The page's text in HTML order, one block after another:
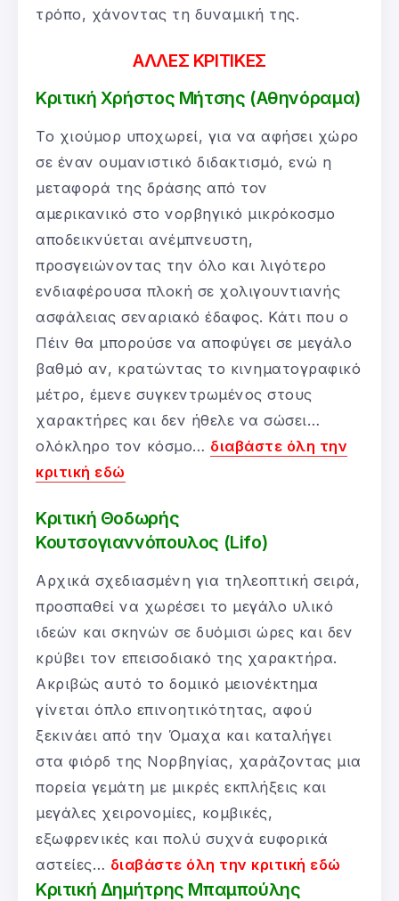
τρόπο, χάνοντας τη δυναμική της.
ΑΛΛΕΣ ΚΡΙΤΙΚΕΣ
Κριτική Χρήστος Μήτσης (Αθηνόραμα)
Το χιούμορ υποχωρεί, για να αφήσει χώρο
σε έναν ουμανιστικό διδακτισμό, ενώ η
μεταφορά της δράσης από τον
αμερικανικό στο νορβηγικό μικρόκοσμο
αποδεικνύεται ανέμπνευστη,
προσγειώνοντας την όλο και λιγότερο
ενδιαφέρουσα πλοκή σε χολιγουντιανής
ασφάλειας σεναριακό έδαφος. Κάτι που ο
Πέιν θα μπορούσε να αποφύγει σε μεγάλο
βαθμό αν, κρατώντας το κινηματογραφικό
μέτρο, έμενε συγκεντρωμένος στους
χαρακτήρες και δεν ήθελε να σώσει…
ολόκληρο τον κόσμο… διαβάστε όλη την
κριτική εδώ
Κριτική Θοδωρής
Κουτσογιαννόπουλος (Lifo)
Αρχικά σχεδιασμένη για τηλεοπτική σειρά,
προσπαθεί να χωρέσει το μεγάλο υλικό
ιδεών και σκηνών σε δυόμισι ώρες και δεν
κρύβει τον επεισοδιακό της χαρακτήρα.
Ακριβώς αυτό το δομικό μειονέκτημα
γίνεται όπλο επινοητικότητας, αφού
ξεκινάει από την Όμαχα και καταλήγει
στα φιόρδ της Νορβηγίας, χαράζοντας μια
πορεία γεμάτη με μικρές εκπλήξεις και
μεγάλες χειρονομίες, κομβικές,
εξωφρενικές και πολύ συχνά ευφορικά
αστείες… διαβάστε όλη την κριτική εδώ
Κριτική Δημήτρης Μπαμπούλης